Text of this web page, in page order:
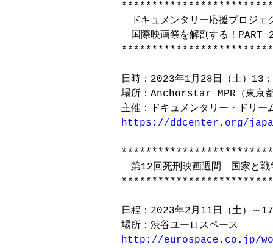
ドキュメンタリー応援プロジェ
国際映画祭を解剖する！PART
日時：2023年1月28日（土）13
場所：Anchorstar MPR（東京
https://ddcenter.org/
第12回死刑映画週間　国家と戦
日程：2023年2月11日（土）～
http://eurospace.co.jp/